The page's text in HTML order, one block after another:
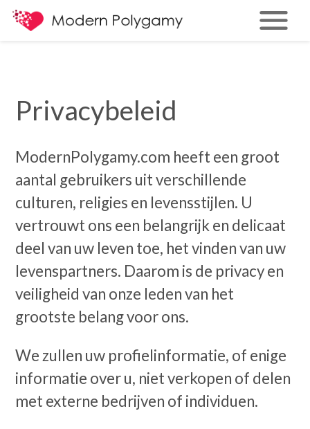
Privacybeleid
ModernPolygamy.com heeft een groot
aantal gebruikers uit verschillende
culturen, religies en levensstijlen. U
vertrouwt ons een belangrijk en delicaat
deel van uw leven toe, het vinden van uw
levenspartners. Daarom is de privacy en
veiligheid van onze leden van het
grootste belang voor ons.
We zullen uw profielinformatie, of enige
informatie over u, niet verkopen of delen
met externe bedrijven of individuen.